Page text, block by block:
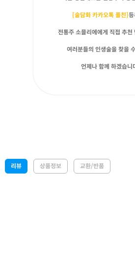
[술담화 카카오톡 플친]
전통주 소믈리에에게 직접 추천
여러분들의 인생술을 찾을
언제나 함께 하겠습니
리뷰 상품정보 교환/반품